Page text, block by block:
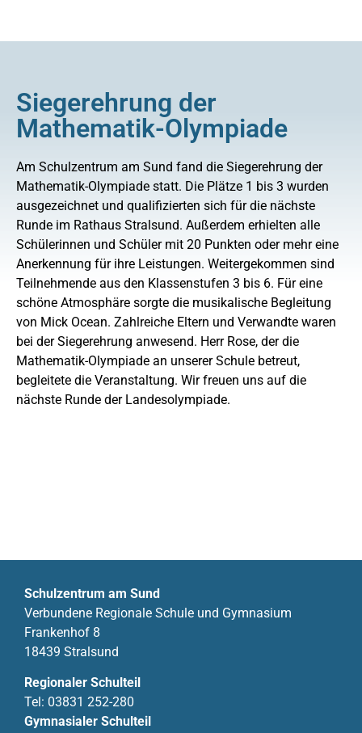
Siegerehrung der
Mathematik-Olympiade
Am Schulzentrum am Sund fand die Siegerehrung der
Mathematik-Olympiade statt. Die Plätze 1 bis 3 wurden
ausgezeichnet und qualifizierten sich für die nächste
Runde im Rathaus Stralsund. Außerdem erhielten alle
Schülerinnen und Schüler mit 20 Punkten oder mehr eine
Anerkennung für ihre Leistungen. Weitergekommen sind
Teilnehmende aus den Klassenstufen 3 bis 6. Für eine
schöne Atmosphäre sorgte die musikalische Begleitung
von Mick Ocean. Zahlreiche Eltern und Verwandte waren
bei der Siegerehrung anwesend. Herr Rose, der die
Mathematik-Olympiade an unserer Schule betreut,
begleitete die Veranstaltung. Wir freuen uns auf die
nächste Runde der Landesolympiade.
Schulzentrum am Sund
Verbundene Regionale Schule und Gymnasium
Frankenhof 8
18439 Stralsund
Regionaler Schulteil
Tel: 03831 252-280
Gymnasialer Schulteil